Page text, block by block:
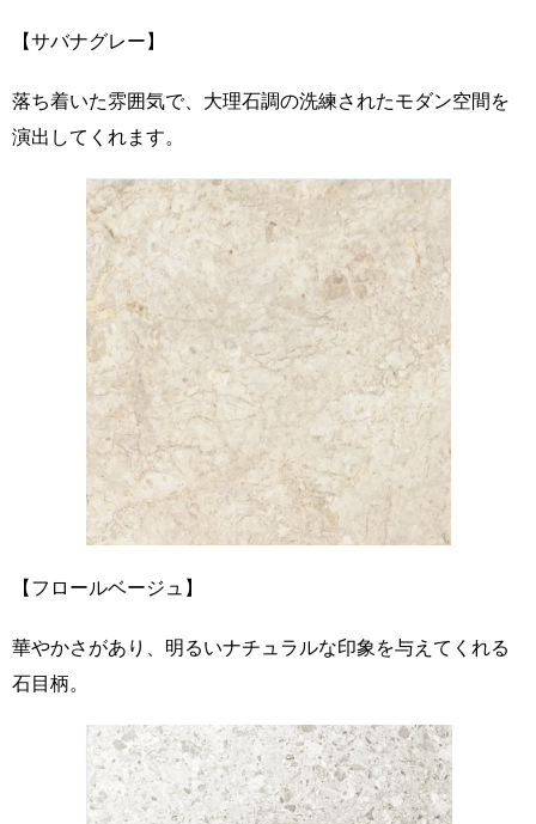
【サバナグレー】
落ち着いた雰囲気で、大理石調の洗練されたモダン空間を
演出してくれます。
【フロールベージュ】
華やかさがあり、明るいナチュラルな印象を与えてくれる
石目柄。